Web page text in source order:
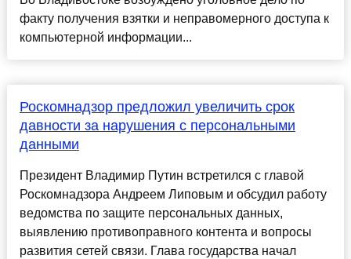
факту получения взятки и неправомерного доступа к
компьютерной информации...
Роскомнадзор предложил увеличить срок
давности за нарушения с персональными
данными
Президент Владимир Путин встретился с главой
Роскомнадзора Андреем Липовым и обсудил работу
ведомства по защите персональных данных,
выявлению противоправного контента и вопросы
развития сетей связи. Глава государства начал